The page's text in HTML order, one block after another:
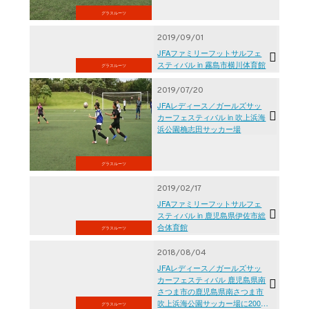
グラスルーツ
グラスルーツ
2019/09/01
JFAファミリーフットサルフェ
スティバル in 霧島市横川体育館
グラスルーツ
2019/07/20
JFAレディース／ガールズサッ
カーフェスティバル in 吹上浜海
浜公園桷志田サッカー場
グラスルーツ
2019/02/17
JFAファミリーフットサルフェ
スティバル in 鹿児島県伊佐市総
合体育館
グラスルーツ
2018/08/04
JFAレディース／ガールズサッ
カーフェスティバル 鹿児島県南
さつま市の鹿児島県南さつま市
吹上浜海公園サッカー場に200人